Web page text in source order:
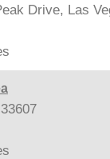
Drive, Las